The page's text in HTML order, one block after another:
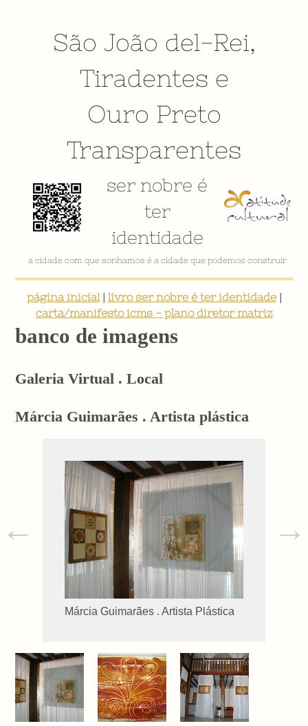
São João del-Rei,
Tiradentes e
Ouro Preto
Transparentes
ser nobre é
ter
identidade
a cidade com que sonhamos é a cidade que podemos construir
página inicial| livro ser nobre é ter identidade|
carta/manifesto icms - plano diretor matriz
banco de imagens
Galeria Virtual . Local
Márcia Guimarães . Artista plástica
Márcia Guimarães . Artista Plástica
← →